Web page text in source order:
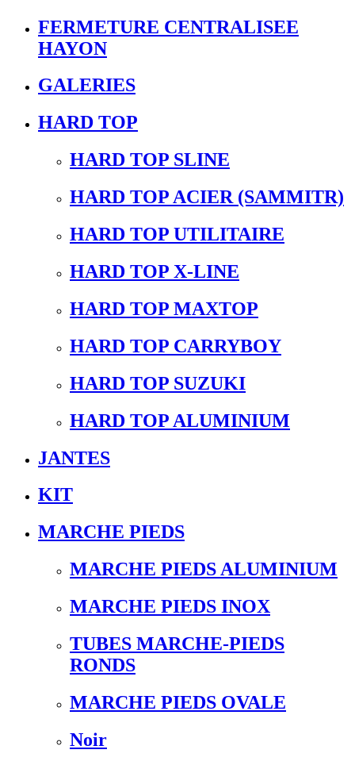
FERMETURE CENTRALISEE
HAYON
GALERIES
HARD TOP
HARD TOP SLINE
HARD TOP ACIER (SAMMITR)
HARD TOP UTILITAIRE
HARD TOP X-LINE
HARD TOP MAXTOP
HARD TOP CARRYBOY
HARD TOP SUZUKI
HARD TOP ALUMINIUM
JANTES
KIT
MARCHE PIEDS
MARCHE PIEDS ALUMINIUM
MARCHE PIEDS INOX
TUBES MARCHE-PIEDS
RONDS
MARCHE PIEDS OVALE
Noir